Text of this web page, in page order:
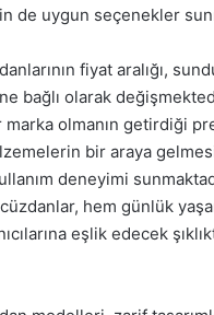
de uygun seçenekler
fiyat aralığı,
bağlı olarak
olmanın getirdiği
bir araya
deneyimi
hem günlük
eşlik edecek